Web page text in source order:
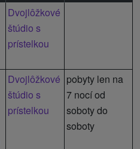
Dvojlôžkové
štúdio s
prístelkou
Dvojlôžkové
štúdio s
prístelkou
pobyty len na
7 nocí od
soboty do
soboty